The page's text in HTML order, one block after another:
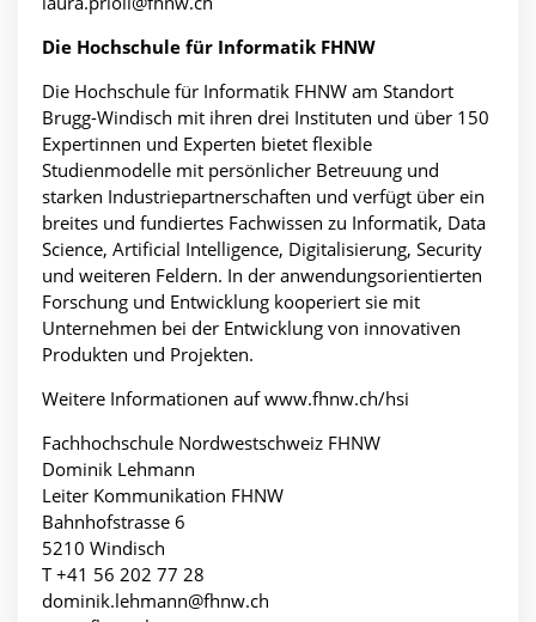
Die Hochschule für Informatik FHNW
Die Hochschule für Informatik FHNW am Standort
Brugg-Windisch mit ihren drei Instituten und über 150
Expertinnen und Experten bietet flexible
Studienmodelle mit persönlicher Betreuung und
starken Industriepartnerschaften und verfügt über ein
breites und fundiertes Fachwissen zu Informatik, Data
Science, Artificial Intelligence, Digitalisierung, Security
und weiteren Feldern. In der anwendungsorientierten
Forschung und Entwicklung kooperiert sie mit
Unternehmen bei der Entwicklung von innovativen
Produkten und Projekten.
Weitere Informationen auf www.fhnw.ch/hsi
Fachhochschule Nordwestschweiz FHNW
Dominik Lehmann
Leiter Kommunikation FHNW
Bahnhofstrasse 6
5210 Windisch
T +41 56 202 77 28
dominik.lehmann@fhnw.ch